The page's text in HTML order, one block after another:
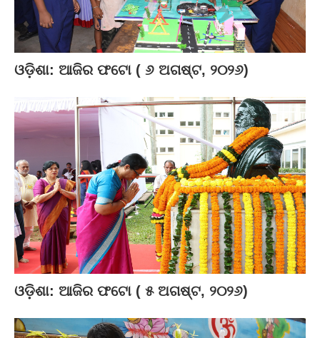
ଓଡ଼ିଶା: ଆଜିର ଫଟୋ ( ୬ ଅଗଷ୍ଟ, ୨୦୨୬)
ଓଡ଼ିଶା: ଆଜିର ଫଟୋ ( ୫ ଅଗଷ୍ଟ, ୨୦୨୬)